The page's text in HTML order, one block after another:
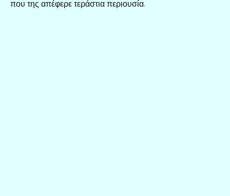
που της απέφερε τεράστια περιουσία.